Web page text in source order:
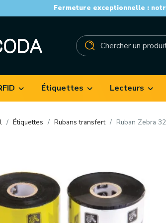
Fermeture exceptionnelle :
Étiquettes Lecteurs
Étiquettes Rubans transfert Ruban Zebra